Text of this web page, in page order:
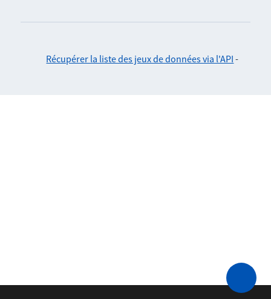
Récupérer la liste des jeux de données via l'API -